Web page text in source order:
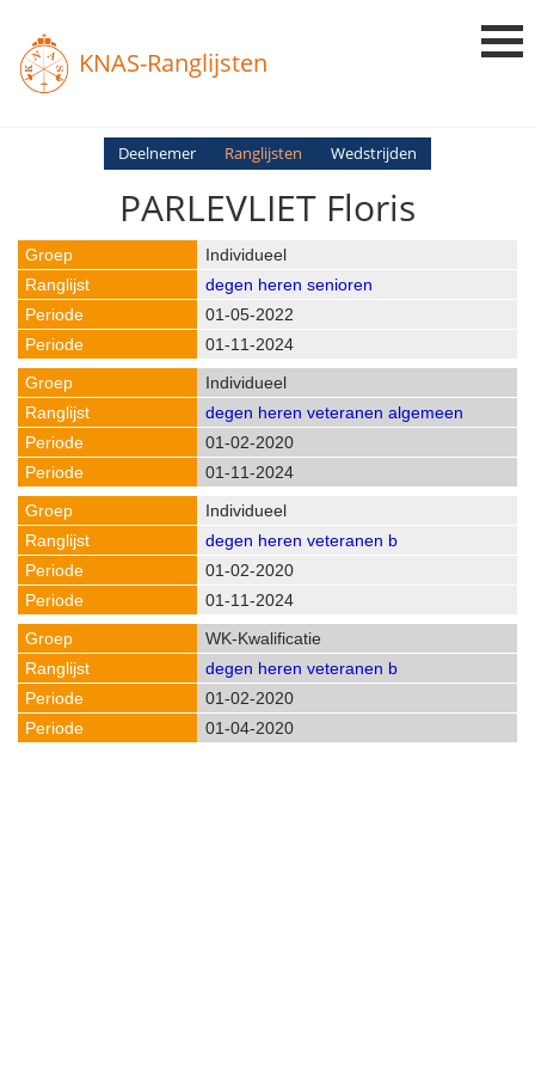
KNAS-Ranglijsten
Login
Ranglijsten
Deelnemer Ranglijsten Wedstrijden
PARLEVLIET Floris
Individueel
degen heren senioren
01-05-2022
01-11-2024
Individueel
degen heren veteranen algemeen
01-02-2020
01-11-2024
Individueel
degen heren veteranen b
01-02-2020
01-11-2024
WK-Kwalificatie
degen heren veteranen b
01-02-2020
01-04-2020